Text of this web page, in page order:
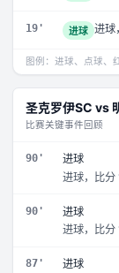
19' 进球 进球
图例：进球、点球、
圣克罗伊SC vs
比赛关键事件回顾
90'
进球
进球，比分
90'
进球
进球，比分
87'
进球